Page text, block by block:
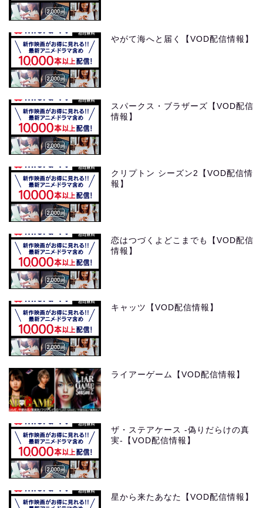
やがて海へと届く【VOD配信情報】
スパークス・ブラザーズ【VOD配信
情報】
クリプトン シーズン2【VOD配信情
報】
恋はつづくよどこまでも【VOD配信
情報】
キャッツ【VOD配信情報】
ライアーゲーム【VOD配信情報】
ザ・ステアケース -偽りだらけの真
実-【VOD配信情報】
星から来たあなた【VOD配信情報】